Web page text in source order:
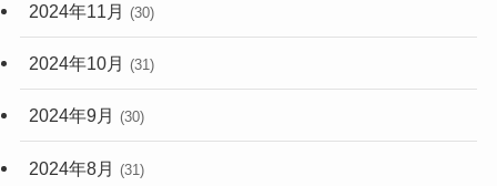
2024年11月 (30)
2024年10月 (31)
2024年9月 (30)
2024年8月 (31)